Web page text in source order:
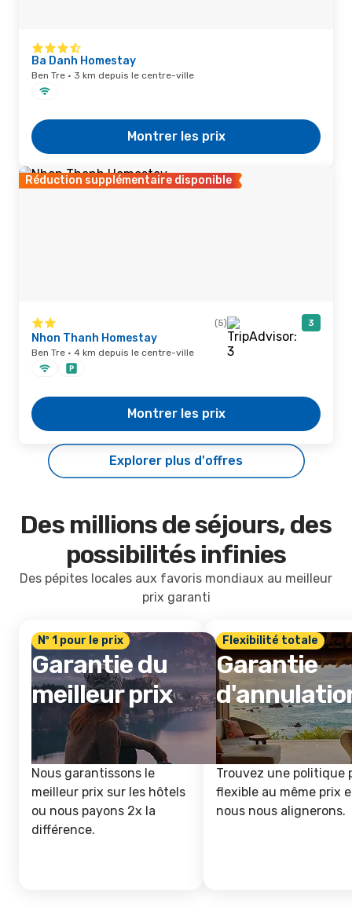
Ba Danh Homestay
Ben Tre · 3 km depuis le centre-ville
Montrer les prix
Réduction supplémentaire disponible
(5) 3
Nhon Thanh Homestay
Ben Tre · 4 km depuis le centre-ville
Montrer les prix
Explorer plus d'offres
Des millions de séjours, des
possibilités infinies
Des pépites locales aux favoris mondiaux au meilleur
prix garanti
Nº 1 pour le prix
Garantie du
meilleur prix
Nous garantissons le
meilleur prix sur les hôtels
ou nous payons 2x la
différence.
Flexibilité totale
Garantie
Trouvez une politique
flexible au même prix
nous nous alignerons.